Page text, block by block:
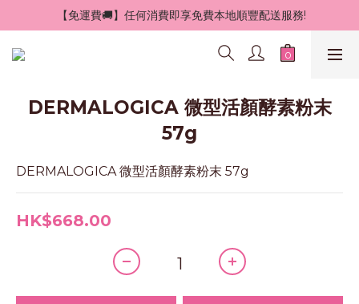
【免運費🚚】任何消費即享免費本地順豐配送服務!
DERMALOGICA 微型活顏酵素粉末
57g
DERMALOGICA 微型活顏酵素粉末 57g
HK$668.00